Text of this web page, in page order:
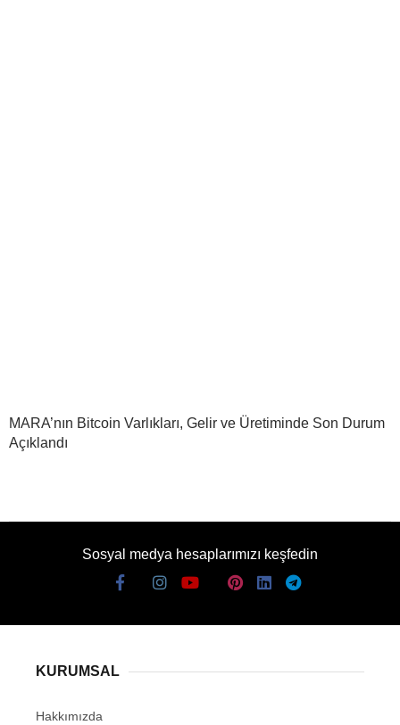
MARA’nın Bitcoin Varlıkları, Gelir ve Üretiminde Son Durum
Açıklandı
Sosyal medya hesaplarımızı keşfedin
KURUMSAL
Hakkımızda